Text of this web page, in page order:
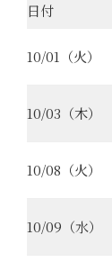
日付
10/01（火）
10/03（木）
10/08（火）
10/09（水）